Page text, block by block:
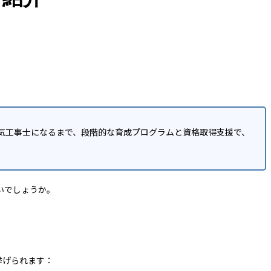
事士になるまで、段階的な育成プログラムと資格取得支援で、
しょうか。
られます：